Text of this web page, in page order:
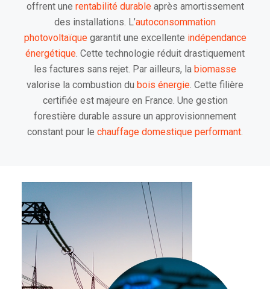
offrent une rentabilité durableaprès amortissement
des installations. L’autoconsommation
photovoltaïquegarantit une excellente indépendance
énergétique. Cette technologie réduit drastiquement
les factures sans rejet. Par ailleurs, la biomasse
valorise la combustion du bois énergie. Cette filière
certifiée est majeure en France. Une gestion
forestière durable assure un approvisionnement
constant pour le chauffage domestique performant.